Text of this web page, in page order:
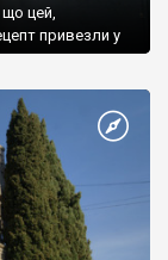
цей,
привезли у